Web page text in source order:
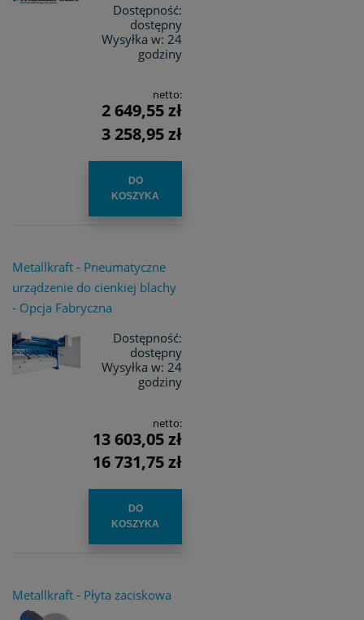
Dostępność:
dostępny
Wysyłka w: 24
godziny
netto:
2 649,55 zł
3 258,95 zł
DO
KOSZYKA
Metallkraft - Pneumatyczne
urządzenie do cienkiej blachy
- Opcja Fabryczna
Dostępność:
dostępny
Wysyłka w: 24
godziny
netto:
13 603,05 zł
16 731,75 zł
DO
KOSZYKA
Metallkraft - Płyta zaciskowa